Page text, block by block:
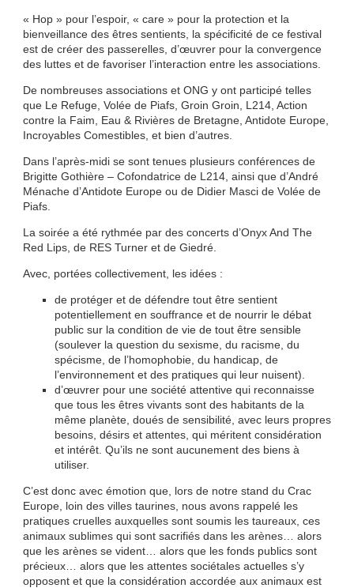
« Hop » pour l’espoir, « care » pour la protection et la
bienveillance des êtres sentients, la spécificité de ce festival
est de créer des passerelles, d’œuvrer pour la convergence
des luttes et de favoriser l’interaction entre les associations.
De nombreuses associations et ONG y ont participé telles
que Le Refuge, Volée de Piafs, Groin Groin, L214, Action
contre la Faim, Eau & Rivières de Bretagne, Antidote Europe,
Incroyables Comestibles, et bien d’autres.
Dans l’après-midi se sont tenues plusieurs conférences de
Brigitte Gothière – Cofondatrice de L214, ainsi que d’André
Ménache d’Antidote Europe ou de Didier Masci de Volée de
Piafs.
La soirée a été rythmée par des concerts d’Onyx And The
Red Lips, de RES Turner et de Giedré.
Avec, portées collectivement, les idées :
de protéger et de défendre tout être sentient
potentiellement en souffrance et de nourrir le débat
public sur la condition de vie de tout être sensible
(soulever la question du sexisme, du racisme, du
spécisme, de l’homophobie, du handicap, de
l’environnement et des pratiques qui leur nuisent).
d’œuvrer pour une société attentive qui reconnaisse
que tous les êtres vivants sont des habitants de la
même planète, doués de sensibilité, avec leurs propres
besoins, désirs et attentes, qui méritent considération
et intérêt. Qu’ils ne sont aucunement des biens à
utiliser.
C’est donc avec émotion que, lors de notre stand du Crac
Europe, loin des villes taurines, nous avons rappelé les
pratiques cruelles auxquelles sont soumis les taureaux, ces
animaux sublimes qui sont sacrifiés dans les arènes… alors
que les arènes se vident… alors que les fonds publics sont
précieux… alors que les attentes sociétales actuelles s’y
opposent et que la considération accordée aux animaux est